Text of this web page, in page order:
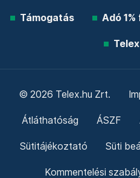
Támogatás Adó
© 2026 Telex.hu Zrt.
Átláthatóság ÁSZF
Sütitájékoztató Süti
Kommentelési